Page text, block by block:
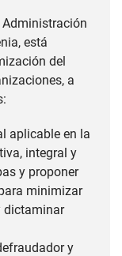
Administración
está
del
a
aplicable en la
integral y
y proponer
minimizar
dictaminar
y